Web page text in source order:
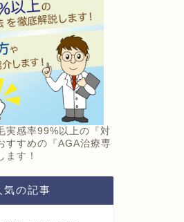
実感率99%以上の『対
すすめの『AGA治療専
ます！
気の記事